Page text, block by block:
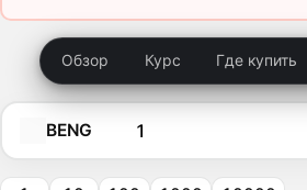
Обзор Курс Где купить
BENG